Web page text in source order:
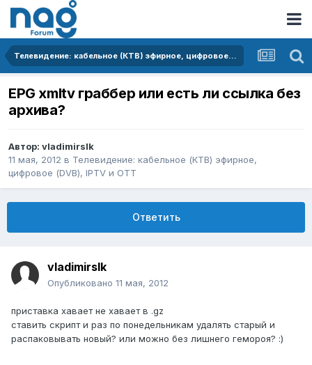
Телевидение: кабельное (КТВ) эфирное, цифровое (DVB), IPTV и OTT
EPG xmltv граббер или есть ли ссылка без
архива?
Автор: vladimirslk
11 мая, 2012 в Телевидение: кабельное (КТВ) эфирное,
цифровое (DVB), IPTV и OTT
Ответить
vladimirslk
Опубликовано 11 мая, 2012
приставка хавает не хавает в .gz
ставить скрипт и раз по понедельникам удалять старый и
распаковывать новый? или можно без лишнего гемороя? :)